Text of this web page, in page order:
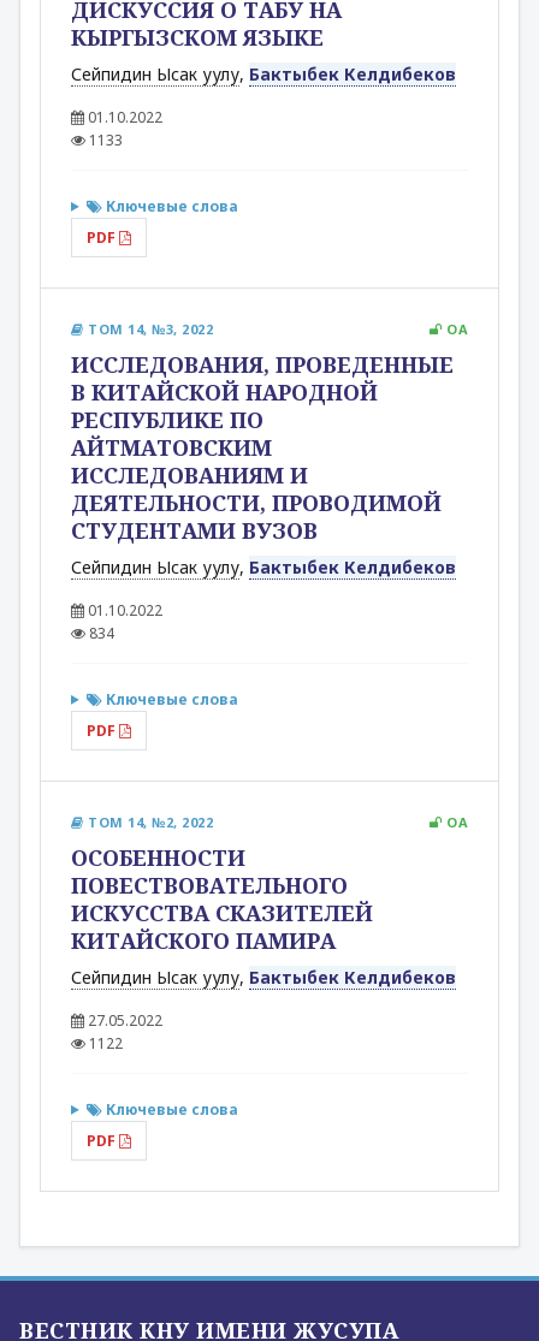
ДИСКУССИЯ О ТАБУ НА
КЫРГЫЗСКОМ ЯЗЫКЕ
Сейпидин Ысак уулу, Бактыбек Келдибеков
01.10.2022
1133
Ключевые слова
PDF
ТОМ 14, №3, 2022 OA
ИССЛЕДОВАНИЯ, ПРОВЕДЕННЫЕ
В КИТАЙСКОЙ НАРОДНОЙ
РЕСПУБЛИКЕ ПО
АЙТМАТОВСКИМ
ИССЛЕДОВАНИЯМ И
ДЕЯТЕЛЬНОСТИ, ПРОВОДИМОЙ
СТУДЕНТАМИ ВУЗОВ
Сейпидин Ысак уулу, Бактыбек Келдибеков
01.10.2022
834
Ключевые слова
PDF
ТОМ 14, №2, 2022 OA
ОСОБЕННОСТИ
ПОВЕСТВОВАТЕЛЬНОГО
ИСКУССТВА СКАЗИТЕЛЕЙ
КИТАЙСКОГО ПАМИРА
Сейпидин Ысак уулу, Бактыбек Келдибеков
27.05.2022
1122
Ключевые слова
PDF
ВЕСТНИК КНУ ИМЕНИ ЖУСУПА